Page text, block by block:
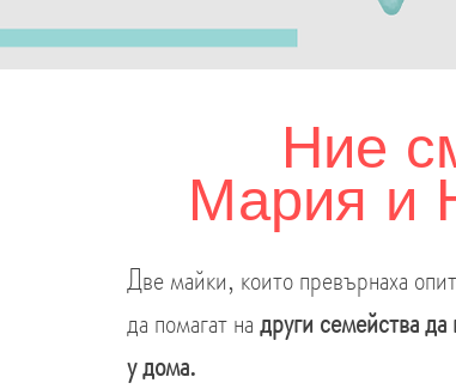
Ние
Мария и
Две майки, които превърнаха
да помагат надруги семейства
у дома.